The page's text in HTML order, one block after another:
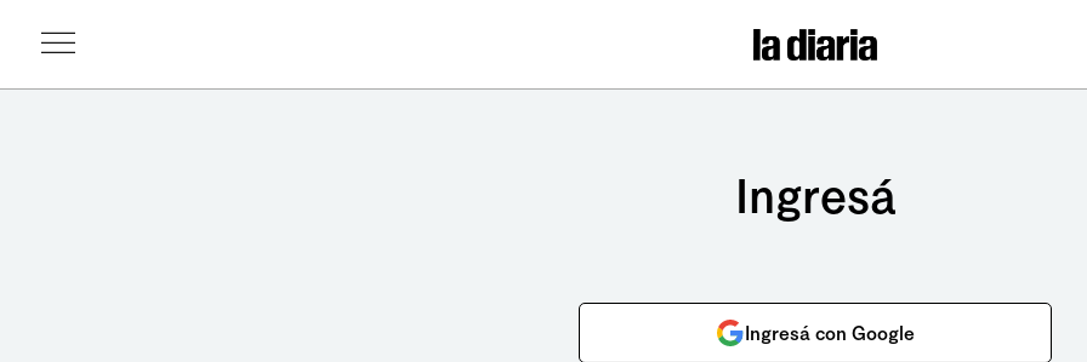
Ingresá
Ingresá con Google